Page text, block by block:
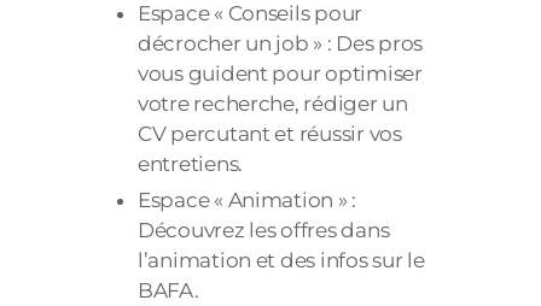
Espace « Conseils pour
décrocher un job » : Des pros
vous guident pour optimiser
votre recherche, rédiger un
CV percutant et réussir vos
entretiens.
Espace « Animation » :
Découvrez les offres dans
l’animation et des infos sur le
BAFA.